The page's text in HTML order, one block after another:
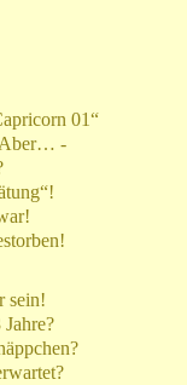
01“
Aber… -
sein!